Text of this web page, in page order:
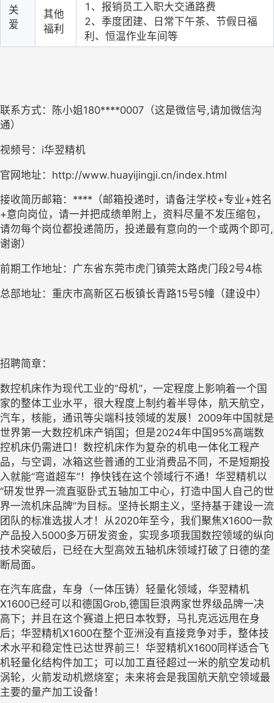
关
爱
其他
福利
1、报销员工入职大交通路费
2、季度团建、日常下午茶、节假日福
利、恒温作业车间等
联系方式 ： 陈小姐 180****0007 （这是微信号,请加微信沟
通）
视频号： i华翌精机
官网地址： http://www.huayijingji.cn/index.html
接收简历邮箱： **** （邮箱投递时，请备注学校+专业+姓名
+意向岗位，请一并把成绩单附上，资料尽量不发压缩包，
请勿每个岗位都投递简历，投递最有意向的一个或两个即可,
谢谢）
前期工作地址：广东省东莞市虎门镇莞太路虎门段2号4栋
总部地址：重庆市高新区石板镇长青路15号5幢（建设中）
招聘简章：
数控机床作为现代工业的“母机”，一定程度上影响着一个国
家的整体工业水平，很大程度上制约着半导体，航天航空，
汽车，核能，通讯等尖端科技领域的发展！ 2009年中国就是
世界第一大数控机床产销国；但是2024年中国 95%高端数
控机床仍需进口！数控机床作为复杂的机电一体化工程产
品，与空调，冰箱这些普通的工业消费品不同，不是短期投
入就能“弯道超车”！挣快钱在这个领域行不通！华翌精机以
“研发世界一流直驱卧式五轴加工中心，打造中国人自己的世
界一流机床品牌”为目标。坚持长期主义，坚持基于建设一流
团队的标准选拔人才！从2020年至今，我们聚焦X1600一款
产品投入5000多万研发资金，实现多项我国数控领域的纵向
技术突破后，已经在大型高效五轴机床领域打破了日德的垄
断局面。
在汽车底盘，车身（一体压铸）轻量化领域，华翌精机
X1600已经可以和德国 Grob,德国巨浪两家世界级品牌一决
高下；并且在这个赛道上把日本牧野，马扎克远远甩在身
后；华翌精机X1600在整个亚洲没有直接竞争对手，整体技
术水平和稳定性已达世界前三！华翌精机X1600同样适合飞
机轻量化结构件加工；可以加工直径超过一米的航空发动机
涡轮，火箭发动机燃烧室；未来将会是我国航天航空领域最
主要的量产加工设备！